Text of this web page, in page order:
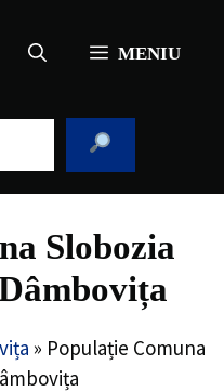
MENIU
Slobozia
» Populație Comuna